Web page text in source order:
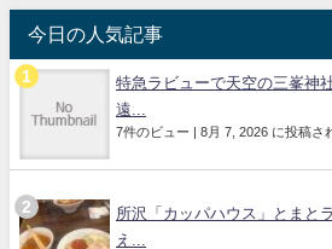
今日の人気記事
特急ラビューで天空の三峯神
遠...
7件のビュー | 8月 7, 2026 に投稿さ
所沢「カッパハウス」とまと
え...